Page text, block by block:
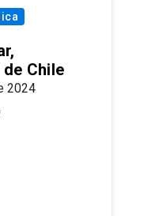
Chile
2024